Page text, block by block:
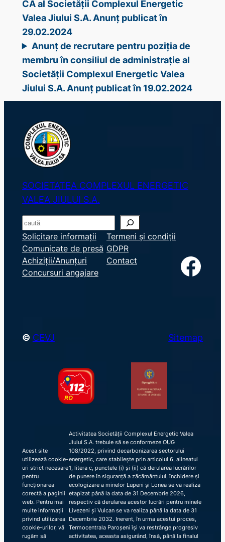
CA al Societății Complexul Energetic
Valea Jiului S.A. Anunț publicat în
29.02.2024
Anunț de recrutare pentru poziția de
membru în consiliul de administrație al
Societății Complexul Energetic Valea
Jiului S.A. Anunț publicat în 19.02.2024
SOCIETATEA COMPLEXUL ENERGETIC
VALEA JIULUI S.A.
S
e
a
r
c
Solicitare informații
Comunicate de presă
Achiziții/Anunțuri
Concursuri angajare
Termeni și condiții
GDPR
Contact
Facebook
© CEVJ Sitemap
Acest site
utilizează cookie-
uri strict necesare
pentru
funcționarea
corectă a paginii
web. Pentru mai
multe informații
privind utilizarea
cookie-urilor, vă
rugăm să
Activitatea Societății Complexul Energetic Valea
Jiului S.A. trebuie să se conformeze OUG
108/2022, privind decarbonizarea sectorului
energetic, care stabilește prin articolul 6, alineatul
1, litera c, punctele (i) și (ii) că derularea lucrărilor
de punere în siguranță a zăcământului, închidere și
ecologizare a minelor Lupeni și Lonea se va realiza
etapizat până la data de 31 Decembrie 2026,
respectiv că derularea acestor lucrări pentru minele
Livezeni și Vulcan se va realiza până la data de 31
Decembrie 2032. Inerent, în urma acestui proces,
Termocentrala Paroșeni își va restrânge progresiv
activitatea, aceasta asigurând, însă, până la finalul